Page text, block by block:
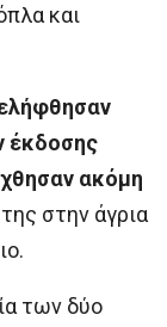
και
έκδοσης
ακόμη
στην άγρια
των δύο